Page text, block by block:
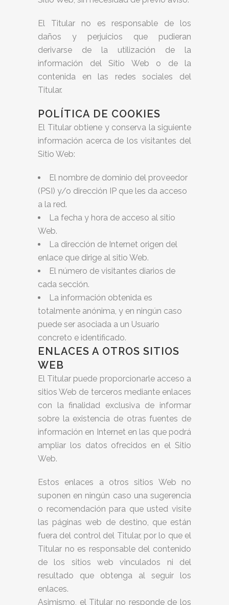
El Titular no es responsable de los
daños y perjuicios que pudieran
derivarse de la utilización de la
información del Sitio Web o de la
contenida en las redes sociales del
Titular.
POLÍTICA DE COOKIES
El Titular obtiene y conserva la siguiente
información acerca de los visitantes del
Sitio Web:
El nombre de dominio del proveedor
(PSI) y/o dirección IP que les da acceso
a la red.
La fecha y hora de acceso al sitio
Web.
La dirección de Internet origen del
enlace que dirige al sitio Web.
El número de visitantes diarios de
cada sección.
La información obtenida es
totalmente anónima, y en ningún caso
puede ser asociada a un Usuario
concreto e identificado.
ENLACES A OTROS SITIOS
WEB
El Titular puede proporcionarle acceso a
sitios Web de terceros mediante enlaces
con la finalidad exclusiva de informar
sobre la existencia de otras fuentes de
información en Internet en las que podrá
ampliar los datos ofrecidos en el Sitio
Web.
Estos enlaces a otros sitios Web no
suponen en ningún caso una sugerencia
o recomendación para que usted visite
las páginas web de destino, que están
fuera del control del Titular, por lo que el
Titular no es responsable del contenido
de los sitios web vinculados ni del
resultado que obtenga al seguir los
enlaces.
Asimismo, el Titular no responde de los